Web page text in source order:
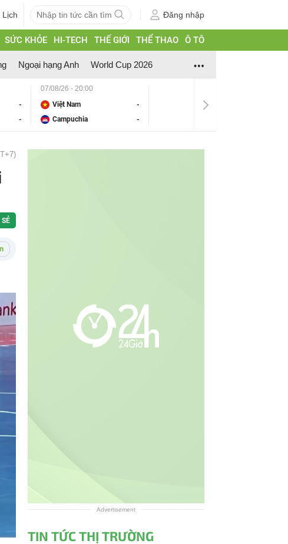
Lịch Đăng nhập
SỨC KHỎE HI-TECH THẾ GIỚI THỂ THAO Ô TÔ
Ngoại hạng Anh World Cup 2026
-
-
07/08/26 - 20:00
Việt Nam
-
Campuchia
-
Advertisement
TIN TỨC THỊ TRƯỜNG